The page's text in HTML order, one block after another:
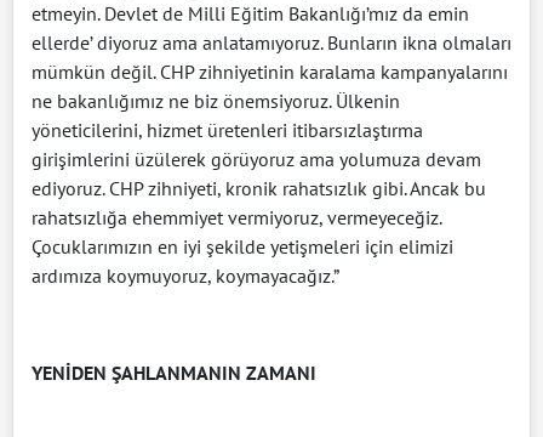
etmeyin. Devlet de Milli Eğitim Bakanlığı’mız da emin
ellerde’ diyoruz ama anlatamıyoruz. Bunların ikna olmaları
mümkün değil. CHP zihniyetinin karalama kampanyalarını
ne bakanlığımız ne biz önemsiyoruz. Ülkenin
yöneticilerini, hizmet üretenleri itibarsızlaştırma
girişimlerini üzülerek görüyoruz ama yolumuza devam
ediyoruz. CHP zihniyeti, kronik rahatsızlık gibi. Ancak bu
rahatsızlığa ehemmiyet vermiyoruz, vermeyeceğiz.
Çocuklarımızın en iyi şekilde yetişmeleri için elimizi
ardımıza koymuyoruz, koymayacağız.”
YENİDEN ŞAHLANMANIN ZAMANI